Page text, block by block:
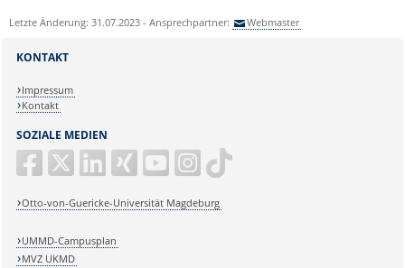
Letzte Änderung: 31.07.2023 - Ansprechpartner: Webmaster
SOZIALE MEDIEN
Otto-von-Guericke-Universität Magdeburg
KONTAKT
Impressum
Kontakt
UMMD-Campusplan
MVZ UKMD